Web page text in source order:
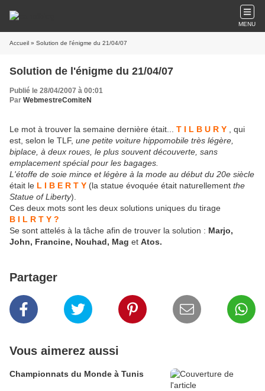
MENU
Accueil » Solution de l'énigme du 21/04/07
Solution de l'énigme du 21/04/07
Publié le 28/04/2007 à 00:01
Par WebmestreComiteN
Le mot à trouver la semaine dernière était... T I L B U R Y
, qui
est, selon le TLF, une petite voiture hippomobile très légère,
biplace, à deux roues, le plus souvent découverte, sans
emplacement spécial pour les bagages.
L'étoffe de soie mince et légère à la mode au début du 20e siècle
était le L I B E R T Y (la statue évoquée était naturellement the
Statue of Liberty).
Ces deux mots sont les deux solutions uniques du tirage
B I L R T Y ?
Se sont attelés à la tâche afin de trouver la solution : Marjo,
John, Francine, Nouhad, Mag et Atos.
Partager
Vous aimerez aussi
Championnats du Monde à Tunis